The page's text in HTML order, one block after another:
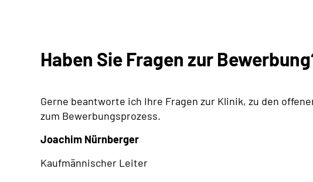
Haben Sie Fragen zur
Gerne beantworte ich Ihre Fragen zur Klinik, zu den
zum Bewerbungsprozess.
Joachim Nürnberger
Kaufmännischer Leiter